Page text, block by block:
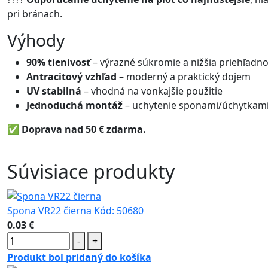
pri bránach.
Výhody
90% tienivosť– výrazné súkromie a nižšia
Antracitový vzhľad – moderný a praktický dojem
UV stabilná – vhodná na vonkajšie použitie
Jednoduchá montáž– uchytenie sponami/
✅ Doprava nad 50 € zdarma.
Súvisiace produkty
Spona VR22 čierna Kód: 50680
0.03 €
-
+
Produkt bol pridaný do košíka